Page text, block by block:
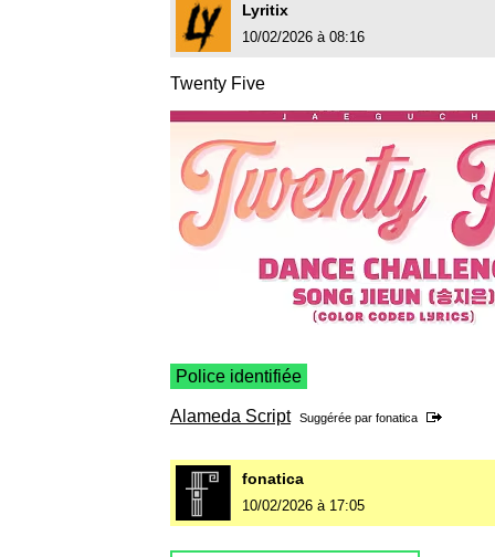
Lyritix
10/02/2026 à 08:16
Twenty Five
Police identifiée
Alameda Script Suggérée par fonatica
fonatica
10/02/2026 à 17:05